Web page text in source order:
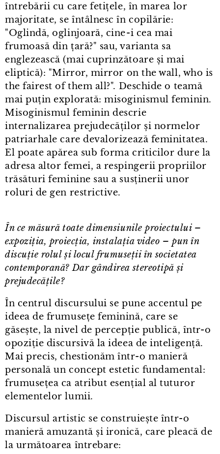
întrebării cu care fetițele, în marea lor
majoritate, se întâlnesc în copilărie:
"Oglindă, oglinjoară, cine⁠-⁠i cea mai
frumoasă din țară?" sau, varianta sa
englezească (mai cuprinzătoare și mai
eliptică): "Mirror, mirror on the wall, who is
the fairest of them all?". Deschide o teamă
mai puțin explorată: misoginismul feminin.
Misoginismul feminin descrie
internalizarea prejudecăților și normelor
patriarhale care devalorizează feminitatea.
El poate apărea sub forma criticilor dure la
adresa altor femei, a respingerii propriilor
trăsături feminine sau a susținerii unor
roluri de gen restrictive.
În ce măsură toate dimensiunile proiectului –
expoziția, proiecția, instalația video – pun în
discuție rolul și locul frumuseții în societatea
contemporană? Dar gândirea stereotipă și
prejudecățile?
În centrul discursului se pune accentul pe
ideea de frumusețe feminină, care se
găsește, la nivel de percepție publică, într⁠-⁠o
opoziție discursivă la ideea de inteligență.
Mai precis, chestionăm într⁠-⁠o manieră
personală un concept estetic fundamental:
frumusețea ca atribut esențial al tuturor
elementelor lumii.
Discursul artistic se construiește într⁠-⁠o
manieră amuzantă și ironică, care pleacă de
la următoarea întrebare: